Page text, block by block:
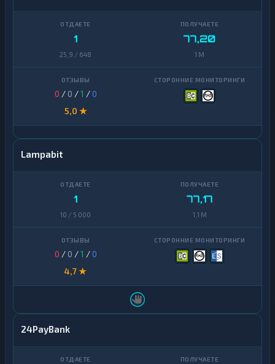
1
25,9 / 648
77,20
1 M
0 / 0 /1 /0
5,0 ★
Lampabit
1
10 / 5 000
77,17
1,1 M
0 / 0 /1 /0
4,7 ★
24PayBank